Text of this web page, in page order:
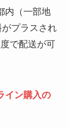
内（一部地
プラスされ
で配送が可
イン購入の